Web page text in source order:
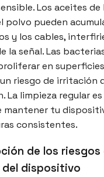
Los aceites de
polvo pueden
y los cables,
la señal. Las
en
riesgo de irritación
La limpieza regular
mantener tu
consistentes.
de los riesgos
del dispositivo